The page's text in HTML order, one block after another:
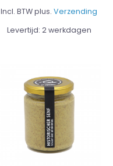
Incl. BTW plus. Verzending
Levertijd: 2 werkdagen